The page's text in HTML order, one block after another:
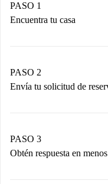
PASO 1
Encuentra tu casa
Tienes toda la
PASO 2
Envía tu solicitud de
propietario acepte.
PASO 3
Obtén respuesta en